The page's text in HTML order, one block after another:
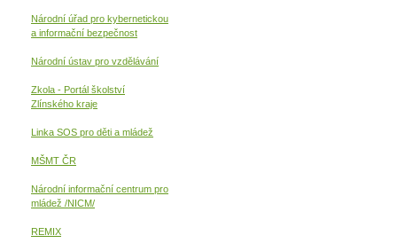
Národní úřad pro kybernetickou
a informační bezpečnost
Národní ústav pro vzdělávání
Zkola - Portál školství
Zlínského kraje
Linka SOS pro děti a mládež
MŠMT ČR
Národní informační centrum pro
mládež /NICM/
REMIX